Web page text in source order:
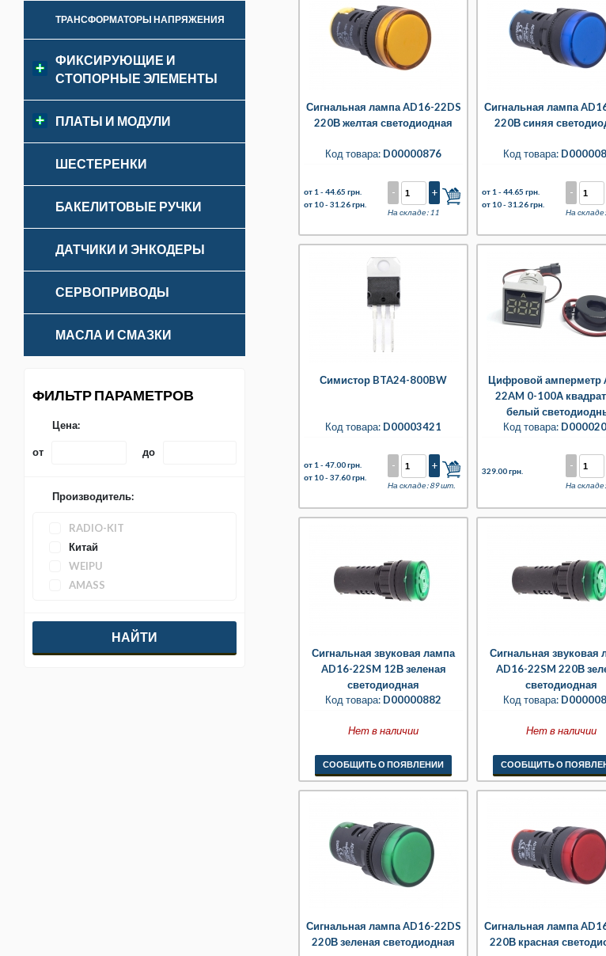
ТРАНСФОРМАТОРЫ НАПРЯЖЕНИЯ
ФИКСИРУЮЩИЕ И
СТОПОРНЫЕ ЭЛЕМЕНТЫ
ПЛАТЫ И МОДУЛИ
ШЕСТЕРЕНКИ
БАКЕЛИТОВЫЕ РУЧКИ
ДАТЧИКИ И ЭНКОДЕРЫ
СЕРВОПРИВОДЫ
МАСЛА И СМАЗКИ
ФИЛЬТР ПАРАМЕТРОВ
Цена:
от до
Производитель:
RADIO-KIT
Китай
WEIPU
AMASS
Сигнальная лампа AD16-22DS
220В желтая светодиодная
Код товара: D00000876
от 1 - 44.65 грн.
от 10 - 31.26 грн.
- +
На складе: 11
Сигнальная лампа
220В синяя
Код товара:
от 1 - 44.65 грн.
от 10 - 31.26 грн.
-
На
Симистор BTA24-800BW
Код товара: D00003421
от 1 - 47.00 грн.
от 10 - 37.60 грн.
- +
На складе: 89 шт.
Цифровой амперметр
22AM 0-100А
белый
Код товара:
329.00 грн. -
На
Сигнальная звуковая лампа
AD16-22SM 12В зеленая
светодиодная
Код товара: D00000882
Нет в наличии
СООБЩИТЬ О ПОЯВЛЕНИИ
Сигнальная звуковая
AD16-22SM 220В
светодиодная
Код товара:
Нет в наличии
СООБЩИТЬ О
Сигнальная лампа AD16-22DS
220В зеленая светодиодная
Сигнальная лампа
220В красная